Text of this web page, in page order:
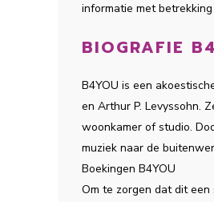
informatie met
BIOGRAFIE
B4YOU is een
en Arthur P. Levyssohn.
woonkamer of studio.
muziek naar de
Boekingen B4YOU
Om te zorgen dat dit